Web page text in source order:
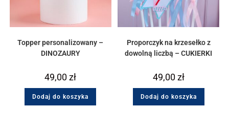
Topper personalizowany –
DINOZAURY
49,00zł
Dodaj do koszyka
Proporczyk na krzesełko z
dowolną liczbą – CUKIERKI
49,00zł
Dodaj do koszyka